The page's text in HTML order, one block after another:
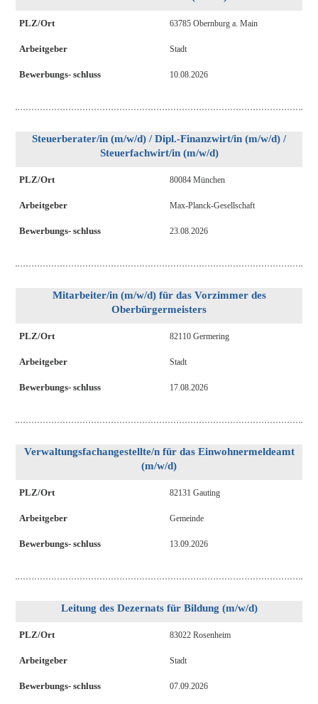
PLZ/Ort
Arbeitgeber
Bewerbungs- schluss
63785 Obernburg a. Main
Stadt
10.08.2026
Steuerberater/in (m/w/d) / Dipl.-Finanzwirt/in (m/w/d) /
Steuerfachwirt/in (m/w/d)
PLZ/Ort
Arbeitgeber
Bewerbungs- schluss
80084 München
Max-Planck-Gesellschaft
23.08.2026
Mitarbeiter/in (m/w/d) für das Vorzimmer des
Oberbürgermeisters
PLZ/Ort
Arbeitgeber
Bewerbungs- schluss
82110 Germering
Stadt
17.08.2026
Verwaltungsfachangestellte/n für das Einwohnermeldeamt
(m/w/d)
PLZ/Ort
Arbeitgeber
Bewerbungs- schluss
82131 Gauting
Gemeinde
13.09.2026
Leitung des Dezernats für Bildung (m/w/d)
PLZ/Ort
Arbeitgeber
Bewerbungs- schluss
83022 Rosenheim
Stadt
07.09.2026